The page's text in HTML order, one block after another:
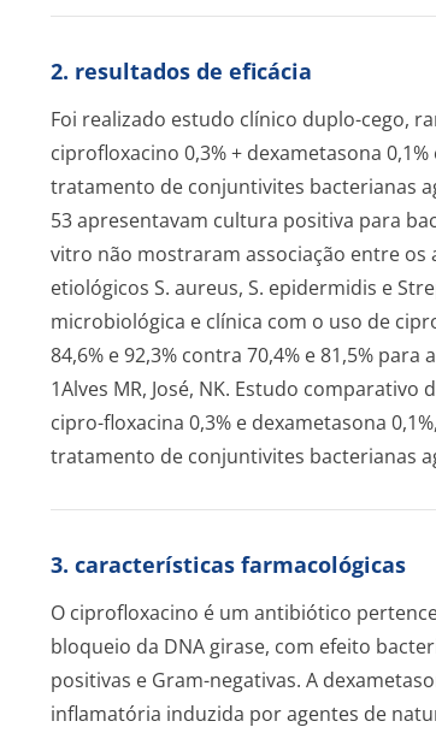
2. resultados de eficácia
Foi realizado estudo clínico duplo-cego,
ciprofloxacino 0,3% + dexametasona
tratamento de conjuntivites bacterianas
53 apresentavam cultura positiva para
vitro não mostraram associação entre
etiológicos S. aureus, S. epidermidis e
microbiológica e clínica com o uso de
84,6% e 92,3% contra 70,4% e 81,5%
1Alves MR, José, NK. Estudo
cipro-floxacina 0,3% e dexametasona
tratamento de conjuntivites bacterianas
3. características farmacológicas
O ciprofloxacino é um antibiótico
bloqueio da DNA girase, com efeito
positivas e Gram-negativas. A
inflamatória induzida por agentes de